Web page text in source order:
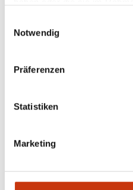
Notwendig
Präferenzen
Statistiken
Marketing